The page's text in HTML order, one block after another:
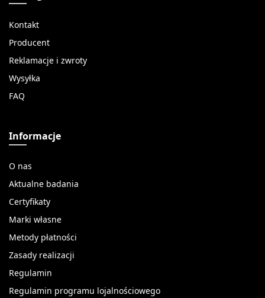
Kontakt
Producent
Reklamacje i zwroty
Wysyłka
FAQ
Informacje
O nas
Aktualne badania
Certyfikaty
Marki własne
Metody płatności
Zasady realizacji
Regulamin
Regulamin programu lojalnościowego